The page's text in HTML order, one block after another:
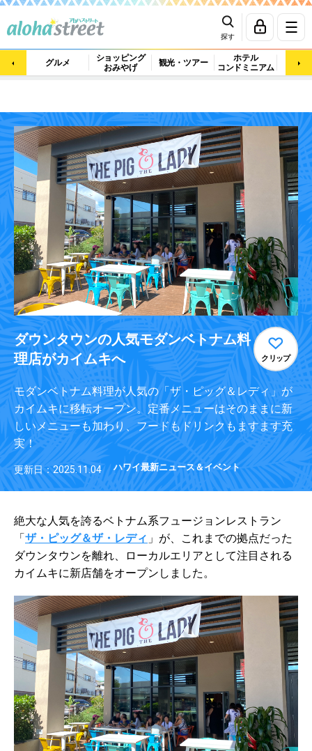
探す
グルメ
ショッピング
おみやげ
観光・ツアー
ホテル
コンドミニアム
マッ
ダウンタウンの人気モダンベトナム料
理店がカイムキへ
クリップ
モダンベトナム料理が人気の「ザ・ピッグ＆レディ」が
カイムキに移転オープン。定番メニューはそのままに新
しいメニューも加わり、フードもドリンクもますます充
実！
更新日：2025.11.04 ハワイ最新ニュース＆イベント
絶大な人気を誇るベトナム系フュージョンレストラン
「ザ・ピッグ＆ザ・レディ 」が、これまでの拠点だった
ダウンタウンを離れ、ローカルエリアとして注目される
カイムキに新店舗をオープンしました。